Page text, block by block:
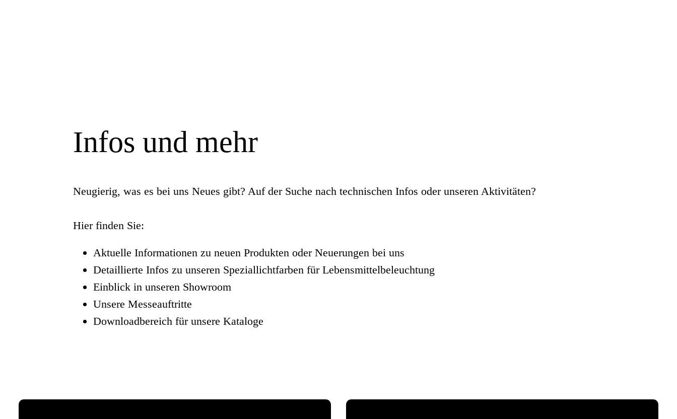
Infos und mehr
Neugierig, was es bei uns Neues gibt? Auf der Suche nach technischen Infos oder unseren Aktivitäten?
Hier finden Sie:
Aktuelle Informationen zu neuen Produkten oder Neuerungen bei uns
Detaillierte Infos zu unseren Speziallichtfarben für Lebensmittelbeleuchtung
Einblick in unseren Showroom
Unsere Messeauftritte
Downloadbereich für unsere Kataloge